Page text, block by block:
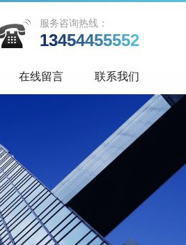
服务咨询热线：
13454455552
在线留言 联系我们